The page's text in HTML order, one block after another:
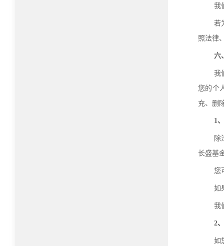
我
若
照法律
六
我
您的个
充、删
1
除
长盛基
您
如
我
2
如